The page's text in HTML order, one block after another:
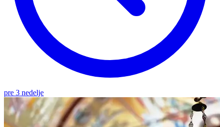
pre 3 nedelje